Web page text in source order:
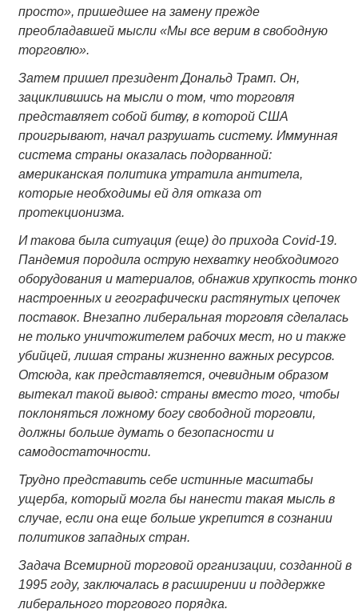
просто», пришедшее на замену прежде
преобладавшей мысли «Мы все верим в свободную
торговлю».
Затем пришел президент Дональд Трамп. Он,
зациклившись на мысли о том, что торговля
представляет собой битву, в которой США
проигрывают, начал разрушать систему. Иммунная
система страны оказалась подорванной:
американская политика утратила антитела,
которые необходимы ей для отказа от
протекционизма.
И такова была ситуация (еще) до прихода Covid-19.
Пандемия породила острую нехватку необходимого
оборудования и материалов, обнажив хрупкость тонко
настроенных и географически растянутых цепочек
поставок. Внезапно либеральная торговля сделалась
не только уничтожителем рабочих мест, но и также
убийцей, лишая страны жизненно важных ресурсов.
Отсюда, как представляется, очевидным образом
вытекал такой вывод: страны вместо того, чтобы
поклоняться ложному богу свободной торговли,
должны больше думать о безопасности и
самодостаточности.
Трудно представить себе истинные масштабы
ущерба, который могла бы нанести такая мысль в
случае, если она еще больше укрепится в сознании
политиков западных стран.
Задача Всемирной торговой организации, созданной в
1995 году, заключалась в расширении и поддержке
либерального торгового порядка.